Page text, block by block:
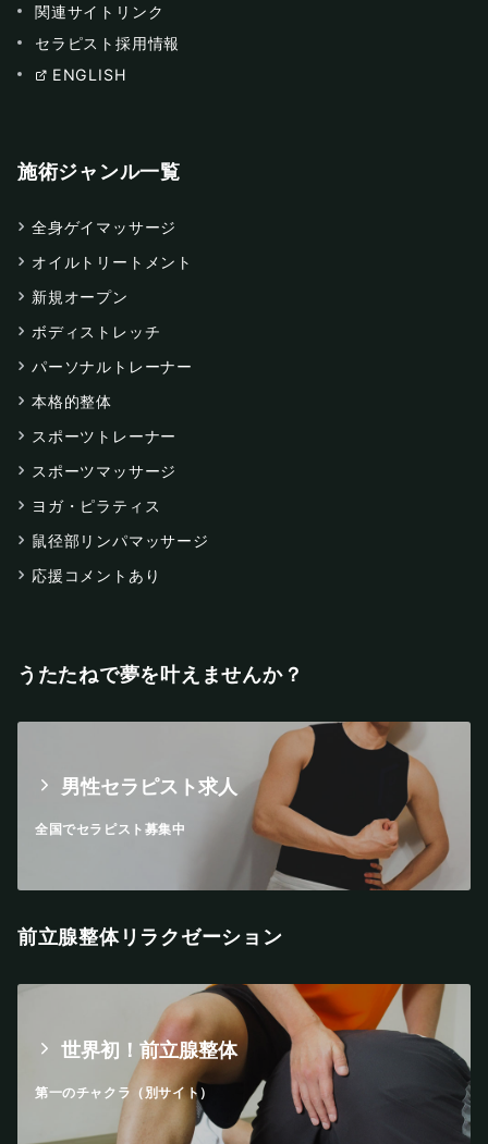
関連サイトリンク
セラピスト採用情報
ENGLISH
施術ジャンル一覧
全身ゲイマッサージ
オイルトリートメント
新規オープン
ボディストレッチ
パーソナルトレーナー
本格的整体
スポーツトレーナー
スポーツマッサージ
ヨガ・ピラティス
鼠径部リンパマッサージ
応援コメントあり
うたたねで夢を叶えませんか？
男性セラピスト求人
全国でセラピスト募集中
前立腺整体リラクゼーション
世界初！前立腺整体
第一のチャクラ（別サイト）